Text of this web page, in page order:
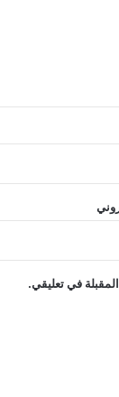
في تعليقي.